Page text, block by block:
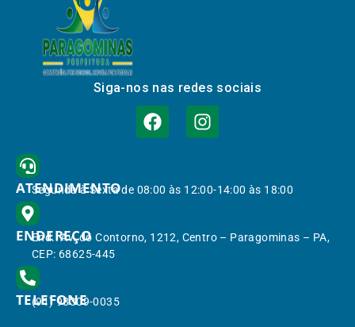
Siga-nos nas redes sociais
ATENDIMENTO
Segunda à Sexta de 08:00 às 12:00-14:00 às 18:00
ENDEREÇO
End.: Av. do Contorno, 1212, Centro – Paragominas – PA,
CEP: 68625-445
TELEFONE
(91) 98309-0035